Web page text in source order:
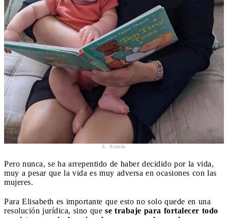
E. Román
Pero nunca, se ha arrepentido de haber decidido por la vida,
muy a pesar que la vida es muy adversa en ocasiones con las
mujeres.
Para Elisabeth es importante que esto no solo quede en una
resolución jurídica, sino que se trabaje para fortalecer todo